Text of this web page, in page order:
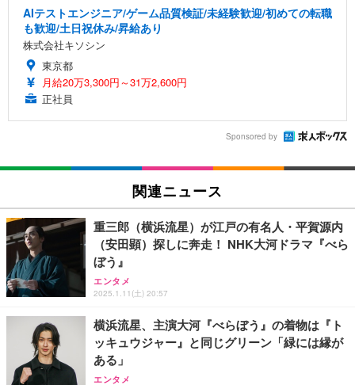
AIテストエンジニア/ゲーム品質検証/未経験歓迎/初めての転職
も歓迎/土日祝休み/昇給あり
株式会社キソシン
東京都
月給20万3,300円～31万2,600円
正社員
Sponsored by
関連ニュース
重三郎（横浜流星）が江戸の有名人・平賀源内
（安田顕）探しに奔走！ NHK大河ドラマ『べら
ぼう』
エンタメ
2025.1.11(土) 20:57
横浜流星、主演大河『べらぼう』の着物は『ト
ッキュウジャー』と同じグリーン「緑には縁が
ある」
エンタメ